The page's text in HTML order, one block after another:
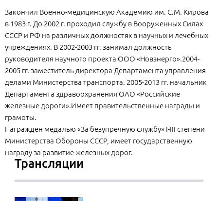
Закончил Военно-медицинскую Академию им. С.М. Кирова
в 1983 г. До 2002 г. проходил службу в Вооруженных Силах
СССР и РФ на различных должностях в научных и лечебных
учреждениях. В 2002-2003 гг. занимал должность
руководителя научного проекта ООО «Новэнерго».2004-
2005 гг. заместитель директора Департамента управления
делами Министерства транспорта. 2005-2013 гг. начальник
Департамента здравоохранения ОАО «Российские
железные дороги».Имеет правительственные награды и
грамоты.
Награжден медалью «За безупречную службу» I-III степени
Министерства Обороны СССР, имеет государственную
награду за развитие железных дорог.
Трансляции